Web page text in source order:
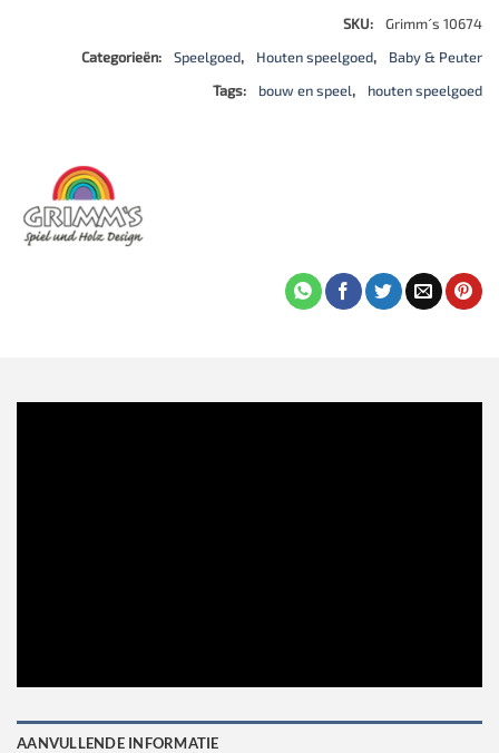
SKU:
Grimm´s 10674
Categorieën:
Speelgoed, Houten speelgoed,
Baby & Peuter
Tags:
bouw en speel, houten speelgoed
AANVULLENDE INFORMATIE